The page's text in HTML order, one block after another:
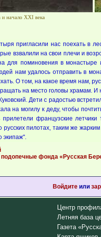
начало XXI века
пригласили нас поехать в
взвалили на свои плечи и
для поминовения в
нам удалось отправить в
О том, на какое время нам,
на место головы храмам. И
Дети с радостью
на могилу к деду, чтобы
французские
пилотах, таким же
экипаж".
фонда «Русская
Войдитеили
Центр
Летняя база
Газета